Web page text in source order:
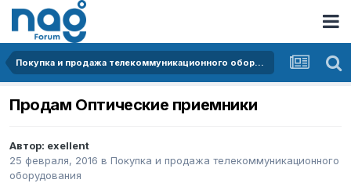
Покупка и продажа телекоммуникационного оборудования
Продам Оптические приемники
Автор: exellent
25 февраля, 2016 в Покупка и продажа телекоммуникационного
оборудования